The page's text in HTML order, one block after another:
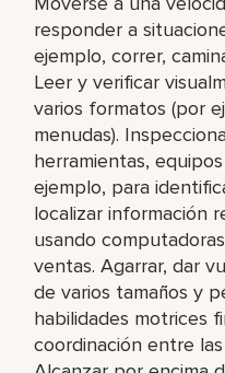
responder a
ejemplo, correr,
Leer y verificar
varios formatos (por
menudas).
herramientas,
ejemplo, para
localizar información
usando
ventas. Agarrar, dar
de varios tamaños y
habilidades motrices
coordinación entre